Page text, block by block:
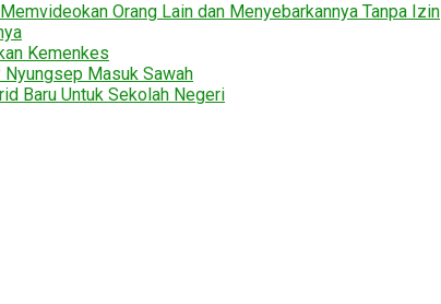
Orang Lain dan Menyebarkannya Tanpa Izin
Kemenkes
Masuk Sawah
Baru Untuk Sekolah Negeri